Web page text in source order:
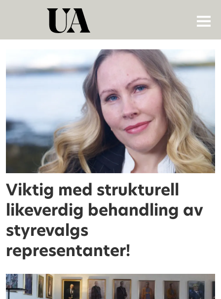
Tag:
silje
liepelt
Viktig med strukturell
likeverdig behandling av
styrevalgs
representanter!